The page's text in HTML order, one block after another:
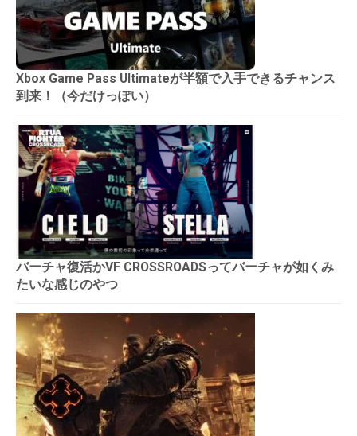
Xbox Game Pass Ultimateが半額で入手できるチャンス
到来！（今だけっぽい）
バーチャ復活かVF CROSSROADSってバーチャが如くみ
たいな感じのやつ